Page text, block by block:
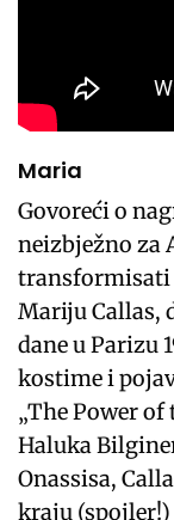
Maria
Govoreći o
neizbježno za
transformisati
Mariju Callas,
dane u Parizu
kostime i
„The Power
Haluka
Onassisa,
kraju (spojler!)